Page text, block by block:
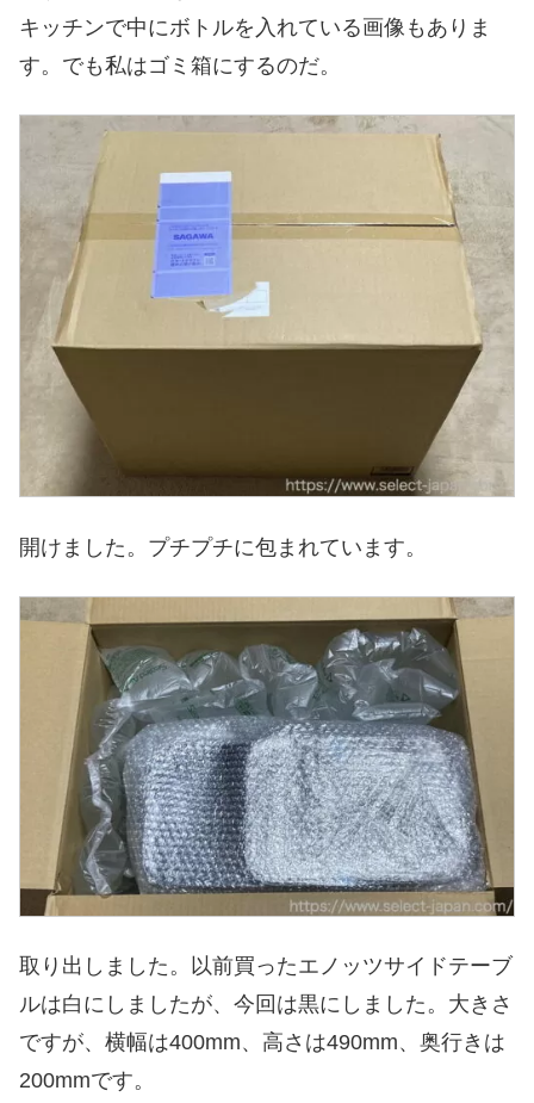
キッチンで中にボトルを入れている画像もありま
す。でも私はゴミ箱にするのだ。
開けました。プチプチに包まれています。
取り出しました。以前買ったエノッツサイドテーブ
ルは白にしましたが、今回は黒にしました。大きさ
ですが、横幅は400mm、高さは490mm、奥行きは
200mmです。